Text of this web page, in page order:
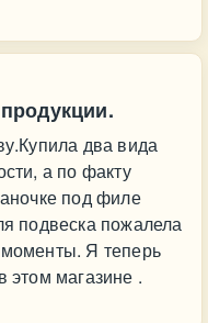
два вида
а по факту
под филе
подвеска пожалела
Я теперь
этом магазине .